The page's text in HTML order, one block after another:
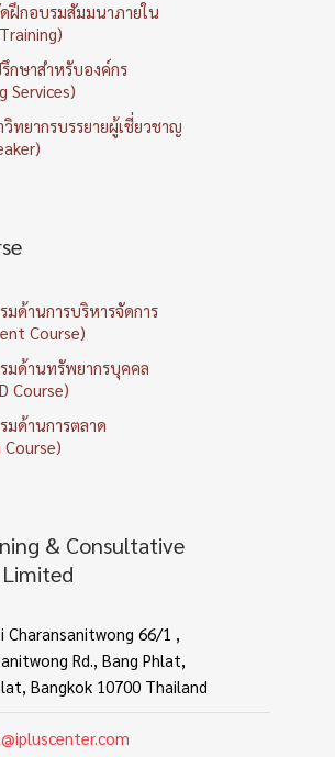
ดฝึกอบรมสัมมนาภายใน
กษาสำหรับองค์กร
Services)
ทยากรบรรยายผู้เชี่ยวชาญ
มด้านการบริหารจัดการ
Course)
มด้านทรัพยากรบุคคล
Course)
มด้านการตลาด
& Consultative
Charansanitwong 66/1 ,
Rd., Bang Phlat,
Bangkok 10700 Thailand